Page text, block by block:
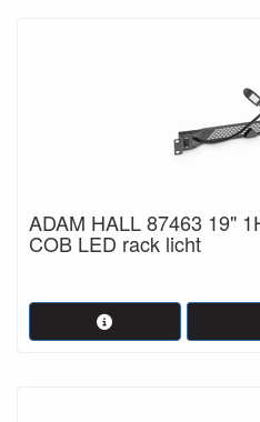
ADAM HALL 87463 19"
COB LED rack licht